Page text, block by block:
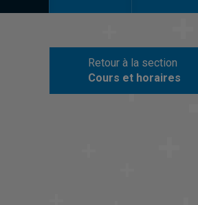
Retour à la section
Cours et horaires